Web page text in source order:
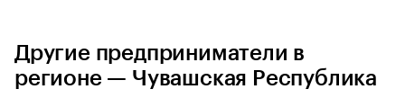
Другие предприниматели в
регионе — Чувашская Республика